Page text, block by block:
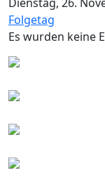
Folgetag
Es wurden keine